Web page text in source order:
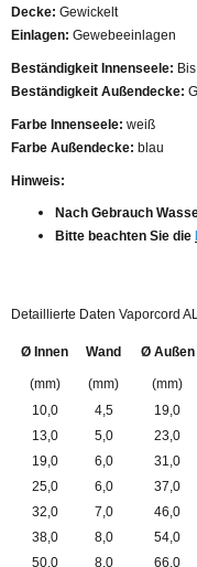
Decke: Gewickelt
Einlagen: Gewebeeinlagen
Beständigkeit Innenseele:
Beständigkeit Außendecke:
Farbe Innenseele: weiß
Farbe Außendecke: blau
Hinweis:
Nach Gebrauch
Bitte beachten Sie die
Detaillierte Daten Vaporcord
Ø Innen
(mm)
Wand
(mm)
Ø Außen
(mm)
10,0 4,5 19,0
13,0
5,0 23,0
19,0
6,0 31,0
25,0
6,0 37,0
32,0
7,0 46,0
38,0
8,0 54,0
50,0
8,0 66,0